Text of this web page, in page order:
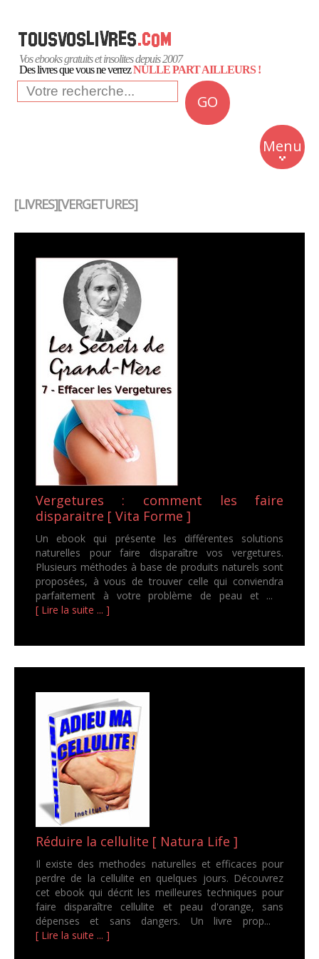
Vos ebooks gratuits et insolites depuis 2007
Des livres que vous ne verrezNULLE PART AILLEURS !
GO
Menu
Insolite
Business
[LIVRES][VERGETURES]
Vergetures : comment les faire
disparaitre [ Vita Forme ]
Un ebook qui présente les différentes solutions
naturelles pour faire disparaître vos vergetures.
Plusieurs méthodes à base de produits naturels sont
proposées, à vous de trouver celle qui conviendra
parfaitement à votre problème de peau et ...
[ Lire la suite ... ]
Réduire la cellulite [ Natura Life ]
Il existe des methodes naturelles et efficaces pour
perdre de la cellulite en quelques jours. Découvrez
cet ebook qui décrit les meilleures techniques pour
faire disparaître cellulite et peau d'orange, sans
dépenses et sans dangers. Un livre prop...
[ Lire la suite ... ]